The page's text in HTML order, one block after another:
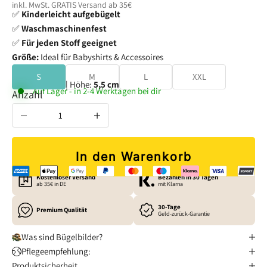
inkl. MwSt. GRATISVersand ab 35€
✅ Kinderleicht aufgebügelt
✅Waschmaschinenfest
✅ Für jeden Stoff geeignet
Größe: Ideal für Babyshirts & Accessoires
S
M L XXL
| Höhe: 5,5 cm
Auf Lager - in 2-4 Werktagen bei dir
Anzahl verringern
Anzahl erhöhen
In den Warenkorb
Kostenloser Versand
ab 35€ in DE
Bezahlen in 30 Tagen
mit Klarna
Premium Qualität 30-Tage
Geld-zurück-Garantie
Was sind Bügelbilder?
Pflegeempfehlung: